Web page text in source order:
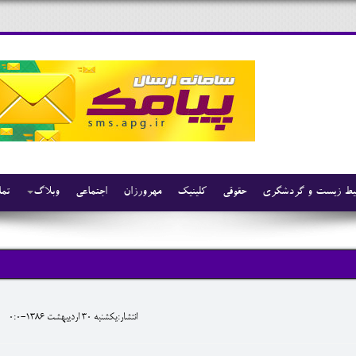
وبلاگ اجتماعی مهرورزان کلینیک حقوقی زیست و گردشگری
انتشار:يکشنبه 30 ارديبهشت 1386-0:0